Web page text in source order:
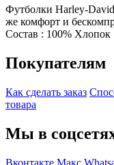
Футболки Harley-
же комфорт и
Состав : 100% Хлопок
Покупателям
Как сделать заказ
товара
Мы в
Вконтакте Макс